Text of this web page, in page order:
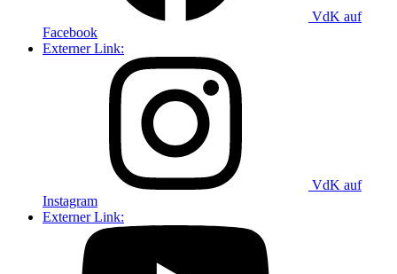
VdK auf
Facebook
Externer Link:
VdK auf
Instagram
Externer Link: